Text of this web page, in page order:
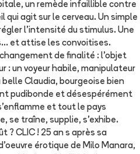
un remède infaillible contre
agit sur le cerveau. Un simple
l'intensité du stimulus. Une
et attise les convoitises.
de finalité : l'objet
: un voyeur habile, manipulateur
Claudia, bourgeoise bien
pudibonde et désespérément
et tout le pays
se traîne, supplie, s'exhibe.
? CLIC ! 25 an s après sa
érotique de Milo Manara,